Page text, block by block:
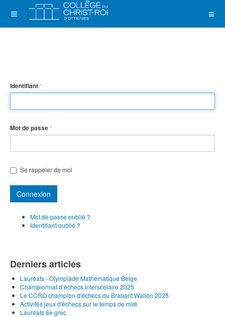
Identifiant*
Mot de passe*
Se rappeler de moi
Connexion
Mot de passe oublié ?
Identifiant oublié ?
Derniers articles
Lauréats - Olympiade Mathématique Belge
Championnat d’échecs interscolaire 2025
Le CCRO champion d'échecs du Brabant Wallon 2025
Activités jeux d'échecs sur le temps de midi
Lauréats 6e grec